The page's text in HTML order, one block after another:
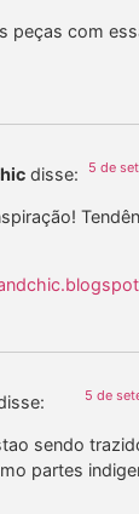
peças com
disse: 5 de
5 de
sendo
partes